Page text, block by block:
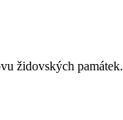
židovských památek.